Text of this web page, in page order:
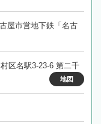
屋市営地下鉄「名古
区名駅3-23-6 第二千
地図